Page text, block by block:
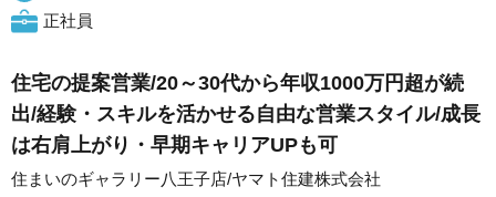
正社員
住宅の提案営業/20～30代から年収1000万円超が続
出/経験・スキルを活かせる自由な営業スタイル/成長
は右肩上がり・早期キャリアUPも可
住まいのギャラリー八王子店/ヤマト住建株式会社